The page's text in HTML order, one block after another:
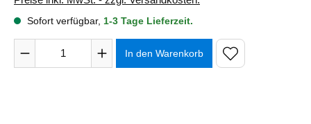
Sofort verfügbar, 1-3 Tage Lieferzeit.
Produkt Anzahl: Gib den gewünschten Wert ein oder
In den Warenkorb